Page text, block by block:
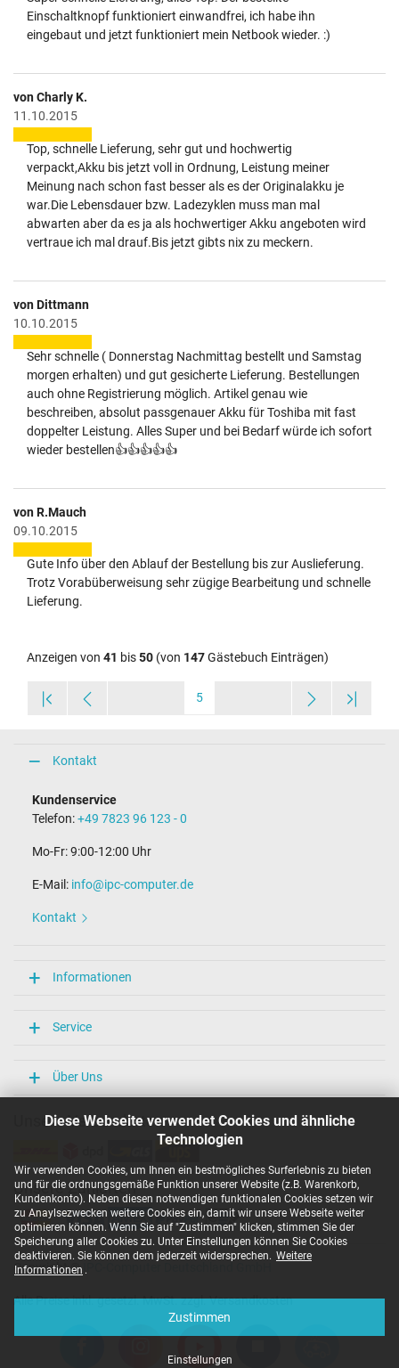
Diese Webseite verwendet Cookies und ähnliche
Technologien
Wir verwenden Cookies, um Ihnen ein bestmögliches Surferlebnis zu bieten
und für die ordnungsgemäße Funktion unserer Website (z.B. Warenkorb,
Kundenkonto). Neben diesen notwendigen funktionalen Cookies setzen wir
zu Anaylsezwecken weitere Cookies ein, damit wir unsere Webseite weiter
optimieren können. Wenn Sie auf "Zustimmen" klicken, stimmen Sie der
Speicherung aller Cookies zu. Unter Einstellungen können Sie Cookies
deaktivieren. Sie können dem jederzeit widersprechen. Weitere
Informationen .
Zustimmen
Einstellungen
Einschaltknopf funktioniert einwandfrei, ich habe ihn
eingebaut und jetzt funktioniert mein Netbook wieder. :)
von Charly K.
11.10.2015
Top, schnelle Lieferung, sehr gut und hochwertig
verpackt,Akku bis jetzt voll in Ordnung, Leistung meiner
Meinung nach schon fast besser als es der Originalakku je
war.Die Lebensdauer bzw. Ladezyklen muss man mal
abwarten aber da es ja als hochwertiger Akku angeboten wird
vertraue ich mal drauf.Bis jetzt gibts nix zu meckern.
von Dittmann
10.10.2015
Sehr schnelle ( Donnerstag Nachmittag bestellt und Samstag
morgen erhalten) und gut gesicherte Lieferung. Bestellungen
auch ohne Registrierung möglich. Artikel genau wie
beschreiben, absolut passgenauer Akku für Toshiba mit fast
doppelter Leistung. Alles Super und bei Bedarf würde ich sofort
wieder bestellen👍👍👍👍👍
von R.Mauch
09.10.2015
Gute Info über den Ablauf der Bestellung bis zur Auslieferung.
Trotz Vorabüberweisung sehr zügige Bearbeitung und schnelle
Lieferung.
Anzeigen von 41 bis50 (von 147Gästebuch Einträgen)
5
Kontakt
Kundenservice
Telefon:+49 7823 96 123 - 0
Mo-Fr: 9:00-12:00 Uhr
E-Mail: info@ipc-computer.de
Kontakt
Informationen
Service
Über Uns
Unsere Versandarten
Unsere Zahlarten
Copyright ©
Alle Preise inkl. gesetzl. MwSt. zzgl. Versandkosten